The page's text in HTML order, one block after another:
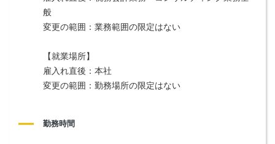
般
変更の範囲：業務範囲の限定はない
【就業場所】
雇入れ直後：本社
変更の範囲：勤務場所の限定はない
勤務時間